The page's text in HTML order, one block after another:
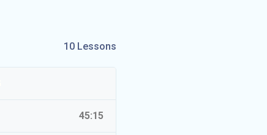
10 Lessons
45:15